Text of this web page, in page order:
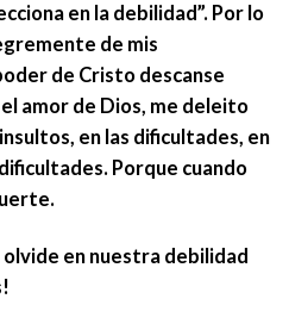
en la debilidad”. Por lo
de mis
de Cristo descanse
amor de Dios, me deleito
en las dificultades, en
Porque cuando
olvide en nuestra debilidad